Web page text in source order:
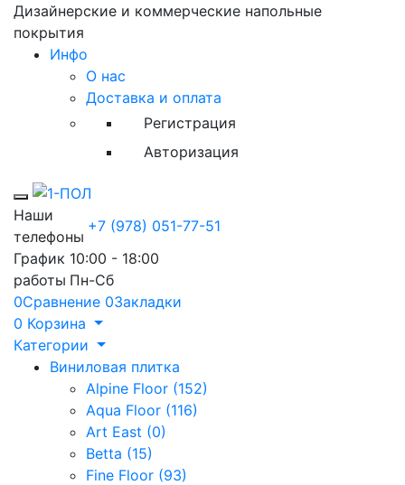
Дизайнерские и коммерческие напольные
покрытия
Инфо
О нас
Доставка и оплата
Регистрация
Авторизация
Toggle mobile menu
Наши
телефоны
+7 (978) 051-77-51
График
работы
10:00 - 18:00
Пн-Сб
0Сравнение 0Закладки
0 Корзина
Категории
Виниловая плитка
Alpine Floor (152)
Aqua Floor (116)
Art East (0)
Betta (15)
Fine Floor (93)